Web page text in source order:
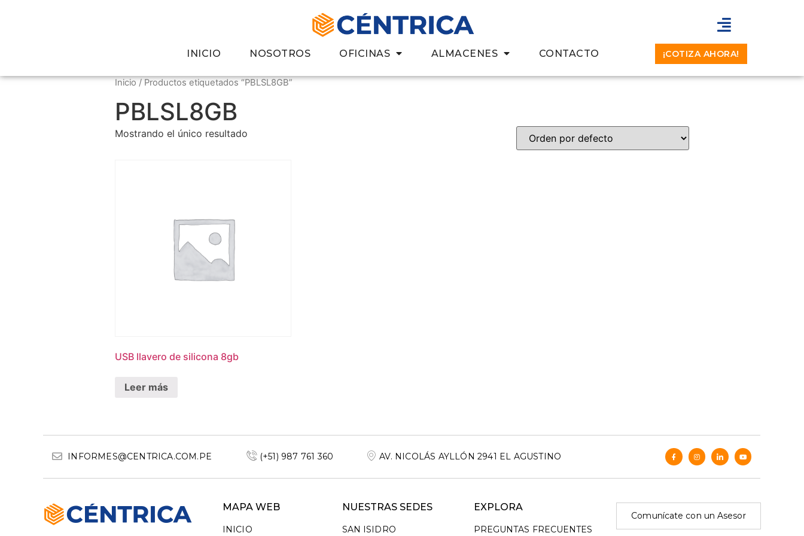
INICIO NOSOTROS OFICINAS ALMACENES CONTACTO ¡COTIZA AHORA!
Inicio/ Productos etiquetados “PBLSL8GB”
PBLSL8GB
Mostrando el único resultado
USB llavero de silicona 8gb
Leer más
INFORMES@CENTRICA.COM.PE (+51) 987 761 360 AV. NICOLÁS AYLLÓN 2941 EL AGUSTINO
MAPA WEB
INICIO
NUESTRAS SEDES
SAN ISIDRO
EXPLORA
PREGUNTAS FRECUENTES
Comunícate con un Asesor